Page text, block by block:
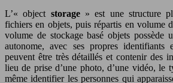
L’« object storage» est une structure
fichiers en objets, puis répartis en volume
volume de stockage basé objets possède
autonome, avec ses propres identifiants
peuvent être très détaillés et contenir des
lieu de prise d’une photo, d’une vidéo, le
même identifier les personnes qui